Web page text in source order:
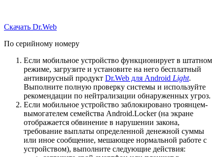
Скачать Dr.Web
По серийному номеру
Если мобильное устройство функционирует в штатном
режиме, загрузите и установите на него бесплатный
антивирусный продукт Dr.Web для Android Light.
Выполните полную проверку системы и используйте
рекомендации по нейтрализации обнаруженных угроз.
Если мобильное устройство заблокировано троянцем-
вымогателем семейства Android.Locker (на экране
отображается обвинение в нарушении закона,
требование выплаты определенной денежной суммы
или иное сообщение, мешающее нормальной работе с
устройством), выполните следующие действия: